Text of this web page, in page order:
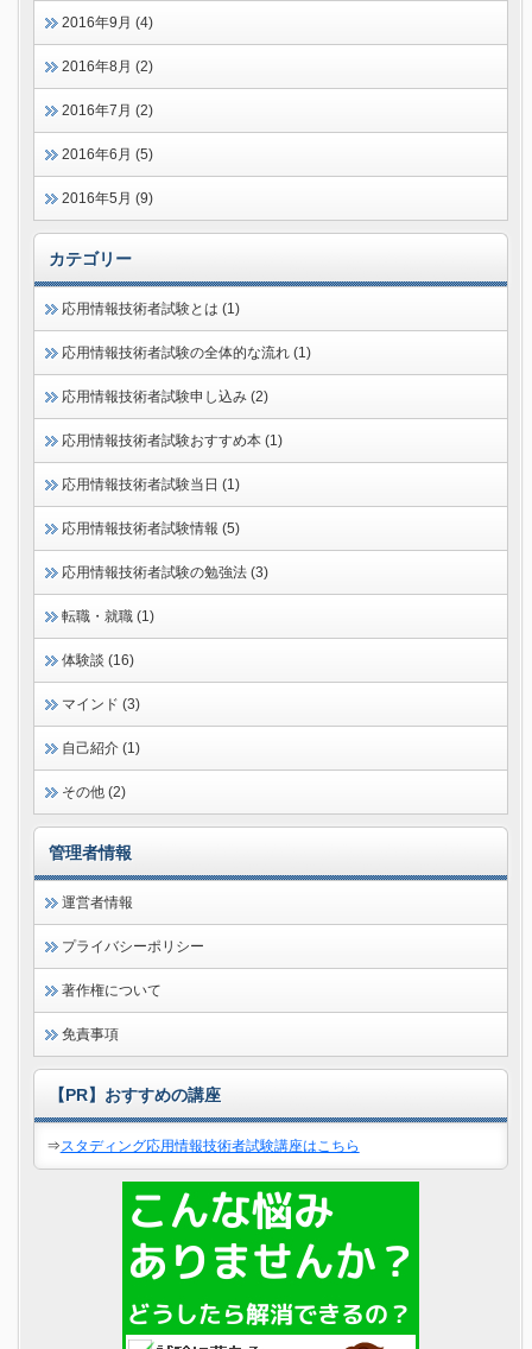
2016年9月 (4)
2016年8月 (2)
2016年7月 (2)
2016年6月 (5)
2016年5月 (9)
カテゴリー
応用情報技術者試験とは (1)
応用情報技術者試験の全体的な流れ (1)
応用情報技術者試験申し込み (2)
応用情報技術者試験おすすめ本 (1)
応用情報技術者試験当日 (1)
応用情報技術者試験情報 (5)
応用情報技術者試験の勉強法 (3)
転職・就職 (1)
体験談 (16)
マインド (3)
自己紹介 (1)
その他 (2)
管理者情報
運営者情報
プライバシーポリシー
著作権について
免責事項
【PR】おすすめの講座
⇒ スタディング応用情報技術者試験講座はこちら